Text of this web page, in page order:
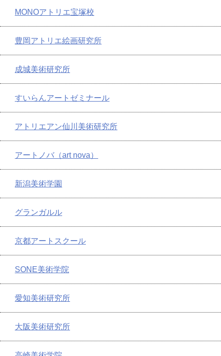
MONOアトリエ宝塚校
豊岡アトリエ絵画研究所
成城美術研究所
すいらんアートゼミナール
アトリエアン仙川美術研究所
アートノバ（art nova）
新潟美術学園
グランガルル
京都アートスクール
SONE美術学院
愛知美術研究所
大阪美術研究所